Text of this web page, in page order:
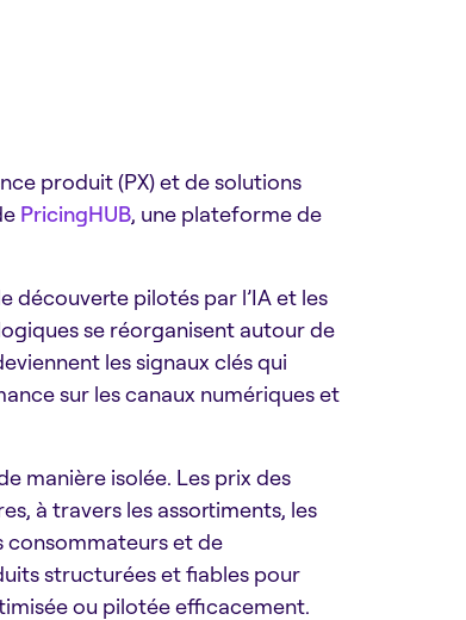
produit (PX) et de solutions
PricingHUB, une plateforme de
découverte pilotés par l’IA et les
se réorganisent autour de
les signaux clés qui
sur les canaux numériques et
manière isolée. Les prix des
à travers les assortiments, les
consommateurs et de
structurées et fiables pour
ou pilotée efficacement.